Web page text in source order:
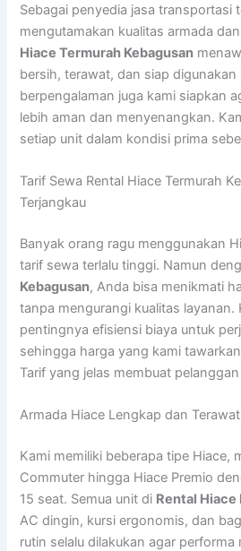
Sebagai penyedia jasa transportasi
mengutamakan kualitas armada
Hiace Termurah Kebagusan
bersih, terawat, dan siap digunakan
berpengalaman juga kami siapkan
lebih aman dan menyenangkan.
setiap unit dalam kondisi prima
Tarif Sewa Rental Hiace Termurah
Terjangkau
Banyak orang ragu menggunakan
tarif sewa terlalu tinggi. Namun
Kebagusan, Anda bisa menikmati
tanpa mengurangi kualitas layanan.
pentingnya efisiensi biaya untuk
sehingga harga yang kami
Tarif yang jelas membuat
Armada Hiace Lengkap dan Terawat
Kami memiliki beberapa tipe Hiace,
Commuter hingga Hiace Premio
15 seat. Semua unit di Rental Hiace
AC dingin, kursi ergonomis, dan
rutin selalu dilakukan agar